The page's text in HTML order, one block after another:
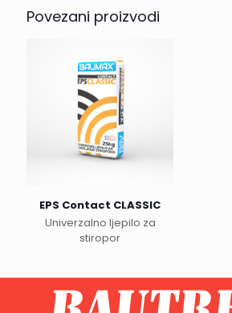
Povezani proizvodi
EPS Contact CLASSIC
Univerzalno ljepilo za
stiropor